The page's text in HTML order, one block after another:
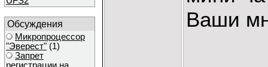
Обсуждения
Микропроцессор
"Эверест" (1)
Запрет
Ваши